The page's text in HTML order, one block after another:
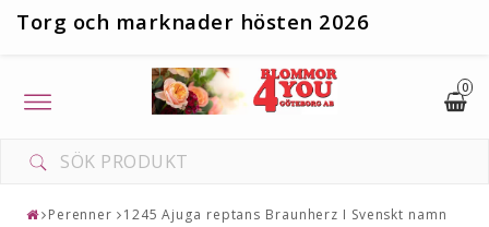
Torg och marknader hösten 2026
0
Toggle
navigation
Perenner
1245 Ajuga reptans Braunherz I Svenskt namn